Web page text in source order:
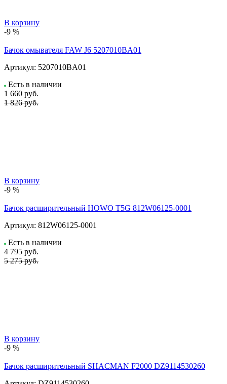
В корзину
-9 %
Бачок омывателя FAW J6 5207010BA01
Артикул: 5207010BA01
Есть в наличии
1 660 руб.
1 826 руб.
В корзину
-9 %
Бачок расширительный HOWO T5G 812W06125-0001
Артикул: 812W06125-0001
Есть в наличии
4 795 руб.
5 275 руб.
В корзину
-9 %
Бачок расширительный SHACMAN F2000 DZ9114530260